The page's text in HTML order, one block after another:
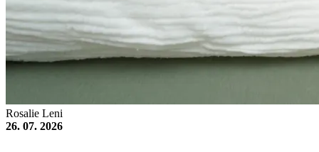
Rosalie Leni
26. 07. 2026